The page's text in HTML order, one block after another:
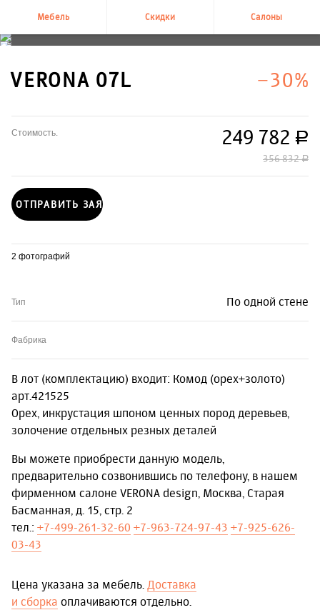
Мебель Скидки Салоны
+7 495 995-58-58
VERONA 07L −30%
Стоимость. 249 782 руб.
356 832 руб.
ОТПРАВИТЬ ЗАЯВКУ
2 фотографий
Тип По одной стене
Фабрика
В лот (комплектацию) входит: Комод (орех+золото)
арт.421525
Орех, инкрустация шпоном ценных пород деревьев,
золочение отдельных резных деталей
Вы можете приобрести данную модель,
предварительно созвонившись по телефону, в нашем
фирменном салоне VERONA design, Москва, Старая
Басманная, д. 15, стр. 2
тел.: +7-499-261-32-60 +7-963-724-97-43 +7-925-626-
03-43
Цена указана за мебель. Доставка
и сборка оплачиваются отдельно.